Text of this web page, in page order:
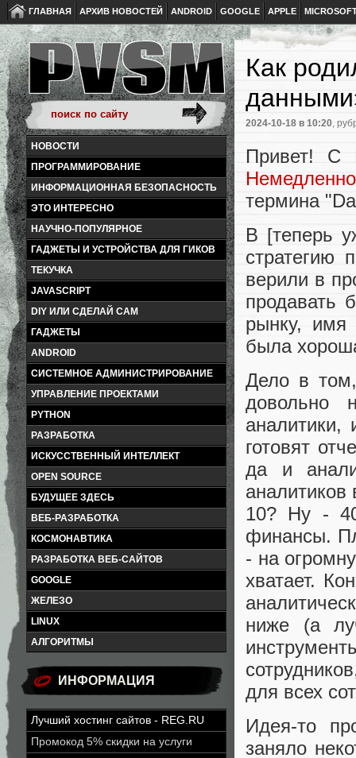
ГЛАВНАЯ АРХИВ НОВОСТЕЙ ANDROID GOOGLE APPLE
НОВОСТИ
ПРОГРАММИРОВАНИЕ
ИНФОРМАЦИОННАЯ БЕЗОПАСНОСТЬ
ЭТО ИНТЕРЕСНО
НАУЧНО-ПОПУЛЯРНОЕ
ГАДЖЕТЫ И УСТРОЙСТВА ДЛЯ ГИКОВ
ТЕКУЧКА
JAVASCRIPT
DIY ИЛИ СДЕЛАЙ САМ
ГАДЖЕТЫ
ANDROID
СИСТЕМНОЕ АДМИНИСТРИРОВАНИЕ
УПРАВЛЕНИЕ ПРОЕКТАМИ
PYTHON
РАЗРАБОТКА
ИСКУССТВЕННЫЙ ИНТЕЛЛЕКТ
OPEN SOURCE
БУДУЩЕЕ ЗДЕСЬ
ВЕБ-РАЗРАБОТКА
КОСМОНАВТИКА
РАЗРАБОТКА ВЕБ-САЙТОВ
GOOGLE
ЖЕЛЕЗО
LINUX
АЛГОРИТМЫ
ИНФОРМАЦИЯ
Лучший хостинг сайтов - REG.RU
Промокод 5% скидки на услуги
Как
2024-10-18 в 10:20,
Привет! С
Немедленно
термина
В [теперь
стратегию
верили в
продавать
рынку,
была
Дело в том,
довольно
аналитики,
готовят
да и
аналитиков
10? Ну -
финансы.
- на
хватает.
ниже (а
для всех
Идея-то
заняло